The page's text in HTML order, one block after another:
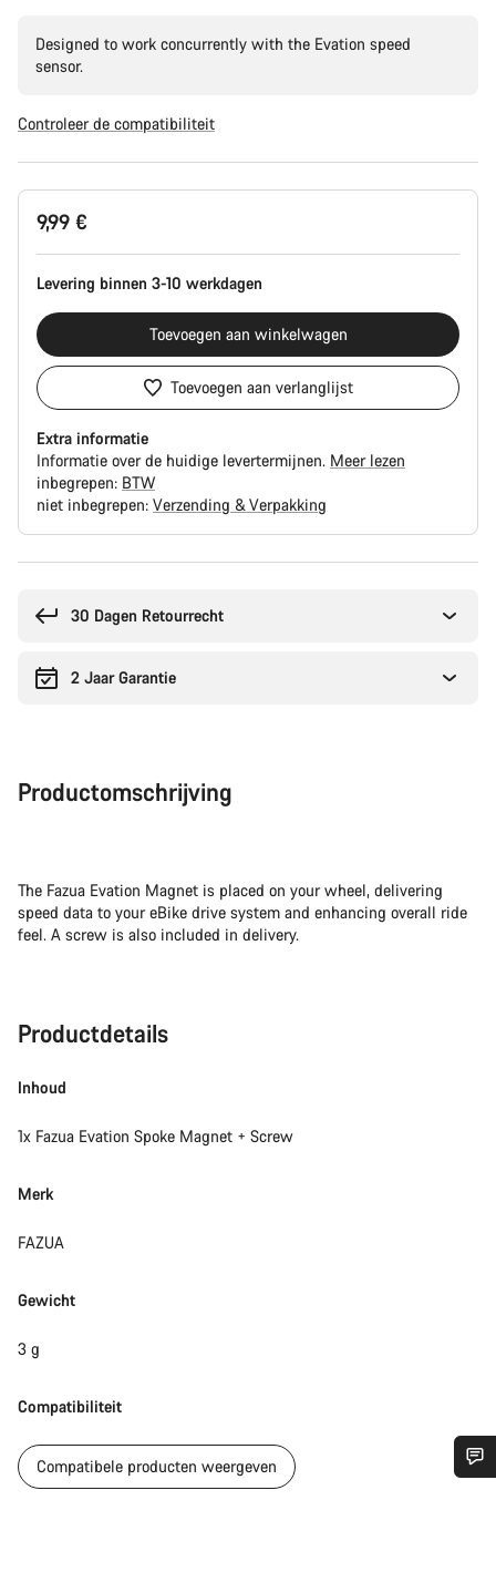
Designed to work concurrently with the Evation speed
sensor.
Controleer de compatibiliteit
Productconfiguratie
9,99 €
Levering binnen 3-10 werkdagen
Toevoegen aan winkelwagen
Toevoegen aan verlanglijst
Extra informatie
Informatie over de huidige levertermijnen. Meer lezen
inbegrepen: BTW
niet inbegrepen: Verzending & Verpakking
30 Dagen Retourrecht
2 Jaar Garantie
Productomschrijving
The Fazua Evation Magnet is placed on your wheel, delivering
speed data to your eBike drive system and enhancing overall ride
feel. A screw is also included in delivery.
Productdetails
Inhoud
1x Fazua Evation Spoke Magnet + Screw
Merk
FAZUA
Gewicht
3 g
Compatibiliteit
Compatibele producten weergeven
Heb je hulp nodig?